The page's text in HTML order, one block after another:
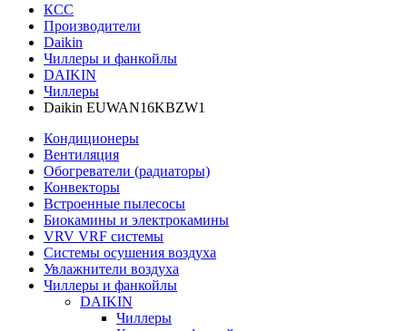
КСС
Производители
Daikin
Чиллеры и фанкойлы
DAIKIN
Чиллеры
Daikin EUWAN16KBZW1
Кондиционеры
Вентиляция
Обогреватели (радиаторы)
Конвекторы
Встроенные пылесосы
Биокамины и электрокамины
VRV VRF системы
Системы осушения воздуха
Увлажнители воздуха
Чиллеры и фанкойлы
DAIKIN
Чиллеры